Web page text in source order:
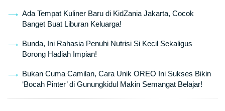
Ada Tempat Kuliner Baru di KidZania Jakarta, Cocok
Banget Buat Liburan Keluarga!
Bunda, Ini Rahasia Penuhi Nutrisi Si Kecil Sekaligus
Borong Hadiah Impian!
Bukan Cuma Camilan, Cara Unik OREO Ini Sukses Bikin
‘Bocah Pinter’ di Gunungkidul Makin Semangat Belajar!